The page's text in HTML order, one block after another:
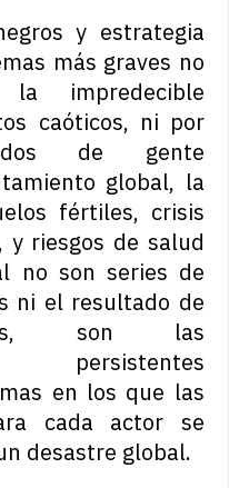
y estrategia
más graves no
impredecible
caóticos, ni por
de gente
global, la
fértiles, crisis
y riesgos de salud
no son series de
ni el resultado de
son las
persistentes
en los que las
cada actor se
desastre global.